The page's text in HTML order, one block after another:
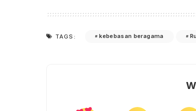
TAGS: kebebasan beragama